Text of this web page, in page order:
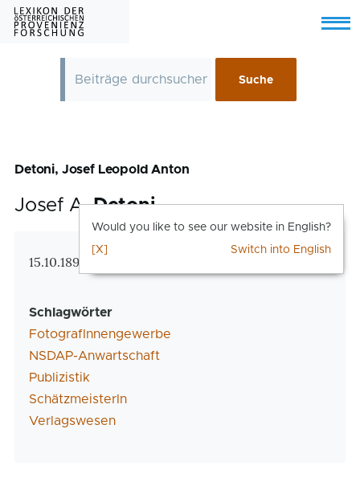
Skip to main content
Menu
Detoni, Josef Leopold Anton
Josef A.Detoni
Zusatzinformationen
15.10.1891 Klagenfurt – 11.5.1946 Wien
Schlagwörter
FotografInnengewerbe
NSDAP-Anwartschaft
Publizistik
SchätzmeisterIn
Verlagswesen
Would you like to see our website in English?
Switch into English
[X]